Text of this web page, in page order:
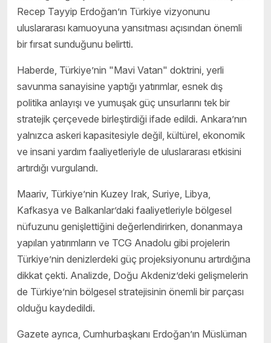
Recep Tayyip Erdoğan’ın Türkiye vizyonunu
uluslararası kamuoyuna yansıtması açısından önemli
bir fırsat sunduğunu belirtti.
Haberde, Türkiye’nin "Mavi Vatan" doktrini, yerli
savunma sanayisine yaptığı yatırımlar, esnek dış
politika anlayışı ve yumuşak güç unsurlarını tek bir
stratejik çerçevede birleştirdiği ifade edildi. Ankara’nın
yalnızca askeri kapasitesiyle değil, kültürel, ekonomik
ve insani yardım faaliyetleriyle de uluslararası etkisini
artırdığı vurgulandı.
Maariv, Türkiye’nin Kuzey Irak, Suriye, Libya,
Kafkasya ve Balkanlar’daki faaliyetleriyle bölgesel
nüfuzunu genişlettiğini değerlendirirken, donanmaya
yapılan yatırımların ve TCG Anadolu gibi projelerin
Türkiye’nin denizlerdeki güç projeksiyonunu artırdığına
dikkat çekti. Analizde, Doğu Akdeniz’deki gelişmelerin
de Türkiye’nin bölgesel stratejisinin önemli bir parçası
olduğu kaydedildi.
Gazete ayrıca, Cumhurbaşkanı Erdoğan’ın Müslüman